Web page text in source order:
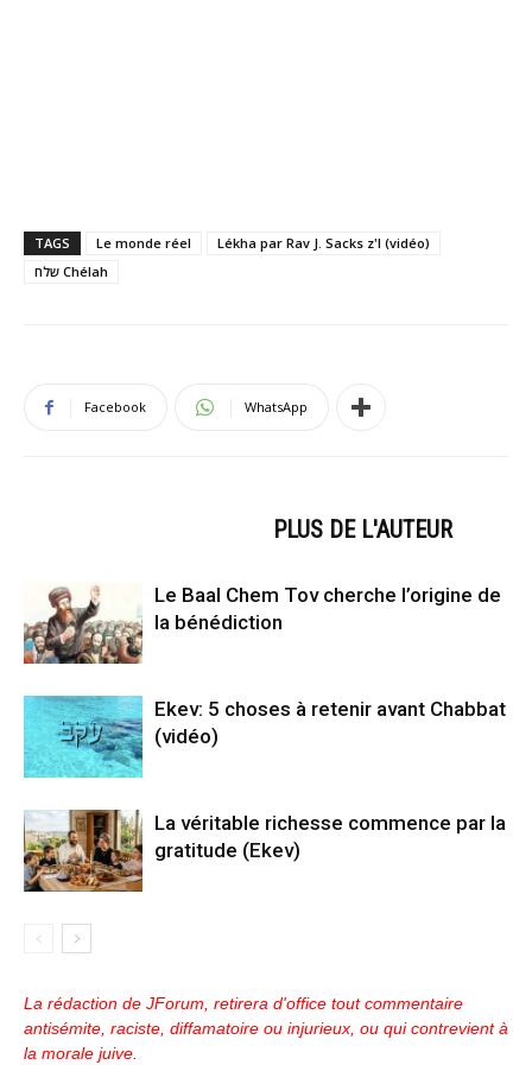
TAGS Le monde réel
Lékha par Rav J. Sacks z'l (vidéo)
שלח Chélah
Facebook WhatsApp
PLUS DE L'AUTEUR
Le Baal Chem Tov cherche l’origine de
la bénédiction
Ekev: 5 choses à retenir avant Chabbat
(vidéo)
La véritable richesse commence par la
gratitude (Ekev)
La rédaction de JForum, retirera d'office tout commentaire
antisémite, raciste, diffamatoire ou injurieux, ou qui contrevient à
la morale juive.